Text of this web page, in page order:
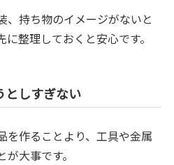
、持ち物のイメージがないと
整理しておくと安心です。
としすぎない
を作ることより、工具や金属
大事です。